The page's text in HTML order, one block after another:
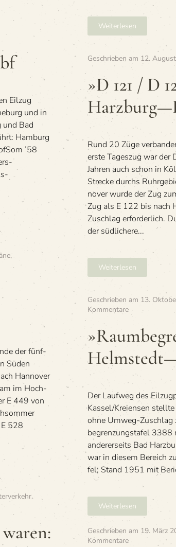
Weiterlesen
Eil­zug
und in
und Bad
Ham­burg
’58
Geschrieben am 12.
»D 121 / D
Rund 20 Züge
erste Tages­zug war der
Jah­ren auch schon in
Stre­cke durchs
no­ver wurde der Zug
Zug als E 122 bis nach
Zuschlag erfor­der­lich.
der süd­li­chere...
Weiterlesen
,
der fünf­
Süden
Han­no­ver
im Hoch­
E 449 von
528
Geschrieben am 13.
Kommentarezu
zungstafel
R3388:
Helmstedt
—
Kreiensen
Der Lauf­weg des
Kassel/Kreiensen
ohne Umweg-Zuschlag
be­gren­zungs­ta­fel 3388
ande­rer­seits Bad
war in die­sem Bereich
fel; Stand 1951 mit
Weiterlesen
.
Geschrieben am 19. März
Kommentarezu